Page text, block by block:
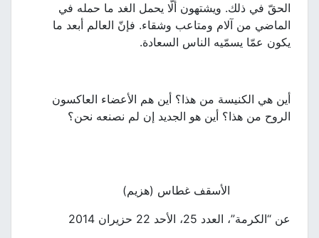
الحقّ في ذلك. ويشتهون ألّا يحمل الغد ما حمله في
الماضي من آلام ومتاعب وشقاء. فإنّ العالم أبعد ما
يكون عمّا يسمّيه الناس السعادة.
أين هي الكنيسة من هذا؟ أين هم الأعضاء العاكسون
الروح من هذا؟ أين هو الجديد إن لم نصنعه نحن؟
الأسقف غطاس (هزيم)
عن “الكرمة”، العدد 25، الأحد 22 حزيران 2014